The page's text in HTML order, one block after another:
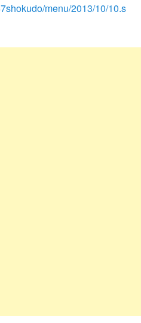
menu/2013/10/10.s